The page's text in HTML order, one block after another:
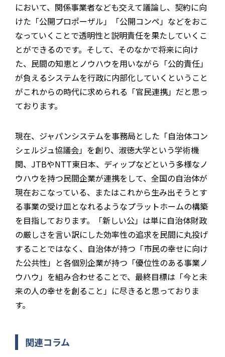
において、関係事業者なども交えて議論し、契約に向
けた「公開プロポーザル」「公開コンペ」などをおこ
なっていくことで透明性と説明責任を果たしていくこ
とができるのです。そして、そのなかで将来に向け
た、民間の知恵とノウハウを用いながら「公的責任」
が負えるシステムを行政に内部化していくということ
がこれからの時代に求められる「官民連携」だと思っ
ております。
現在、ジャパンシステムを事務局とした「自治体コン
シェルジュ協議会」を創り、淑徳大学という学術機
関、JTBやNTT東日本、ディップなどという多様なノ
ウハウを持つ民間企業が連携をして、全国の自治体が
現在おこなっている、またはこれから生み出そうとす
る事業の受け皿となれるようなプラットホームの構築
を目指しております。「新しい公」は単に自治体財政
の厳しさを言い訳にした効率性の追求を民間に丸投げ
することではなく、自治体が持つ「市民の幸せに向け
た公共性」と各個別企業が持つ「優位性のある事業ノ
ウハウ」を組み合わせることで、最終目標は「今と未
来の人の幸せを創ること」に尽きると思っておりま
す。
関連コラム